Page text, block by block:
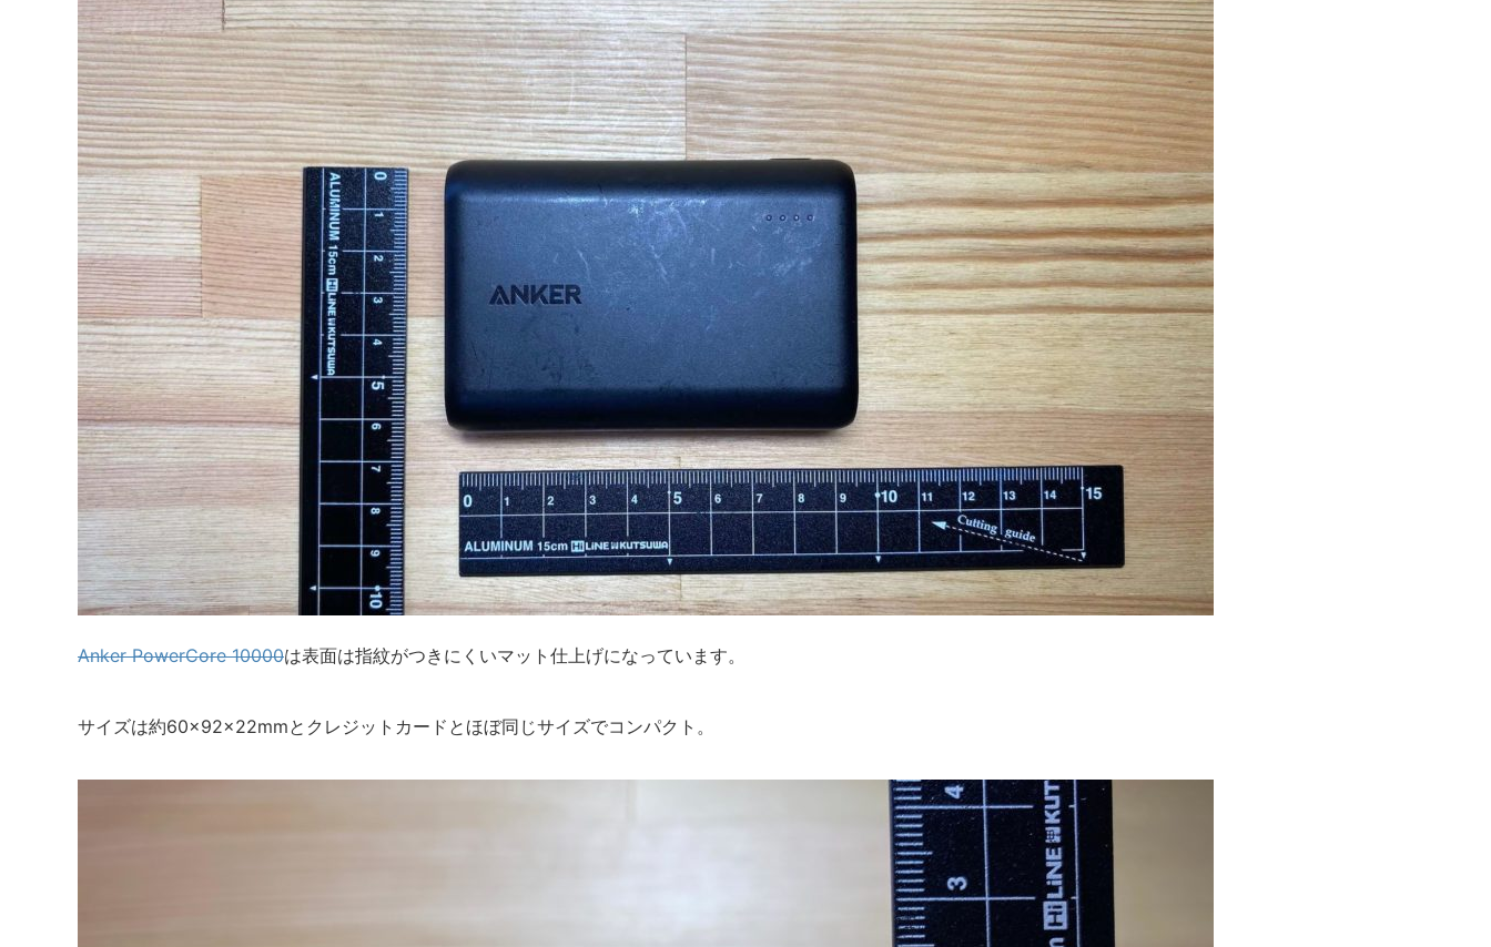
Anker PowerCore 10000は表面は指紋がつきにくいマット仕上げになっています。
サイズは約60×92×22mmとクレジットカードとほぼ同じサイズでコンパクト。